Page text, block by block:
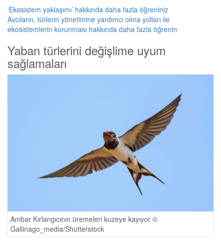
‘Ekosistem yaklaşımı’ hakkında daha fazla öğreniniz
Avcıların, türlerin yönetimine yardımcı olma yolları ile
ekosistemlerin korunması hakkında daha fazla öğrenin
Yaban türlerini değişlime uyum
sağlamaları
Ambar Kırlangıcının üremeleri kuzeye kayıyor ©
Gallinago_media/Shutterstock